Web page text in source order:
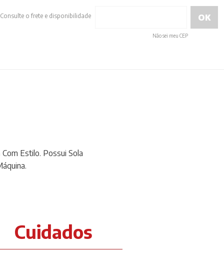
Consulte o frete e disponibilidade
Não sei meu CEP
Estilo. Possui Sola
Cuidados